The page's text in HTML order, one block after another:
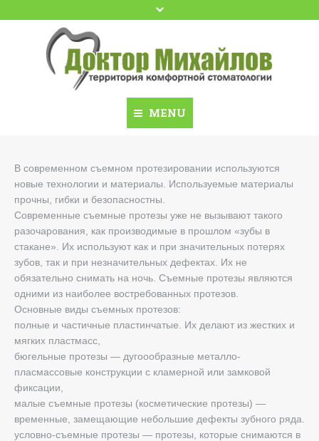
MENU
Kontakte
Beratung
Preise
Dr. Mikhaylov
Dental Travel Ukraine
Aktien
Доктор Михайлов
Dental School
Dental Travel Ukraine
Имплантация
Bewertungen
карта сайта
В современном съемном протезировании используются
новые технологии и материалы. Используемые материалы
прочны, гибки и безопасностны.
Современные съемные протезы уже не вызывают такого
разочарования, как производимые в прошлом «зубы в
стакане». Их используют как и при значительных потерях
зубов, так и при незначительных дефектах. Их не
обязательно снимать на ночь. Съемные протезы являются
одними из наиболее востребованных протезов.
Основные виды съемных протезов:
полные и частичные пластинчатые. Их делают из жестких и
мягких пластмасс,
бюгельные протезы — дугоообразные металло-
пласмассовые конструкции с кламерной или замковой
фиксации,
малые съемные протезы (косметические протезы) —
временные, замещающие небольшие дефекты зубного ряда.
условно-съемные протезы — протезы, которые снимаются в